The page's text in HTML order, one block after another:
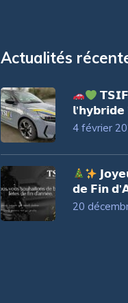
Actualités
𝗹’𝗵𝘆𝗯𝗿𝗶𝗱𝗲
4 février
𝗱𝗲 𝗙𝗶𝗻
20